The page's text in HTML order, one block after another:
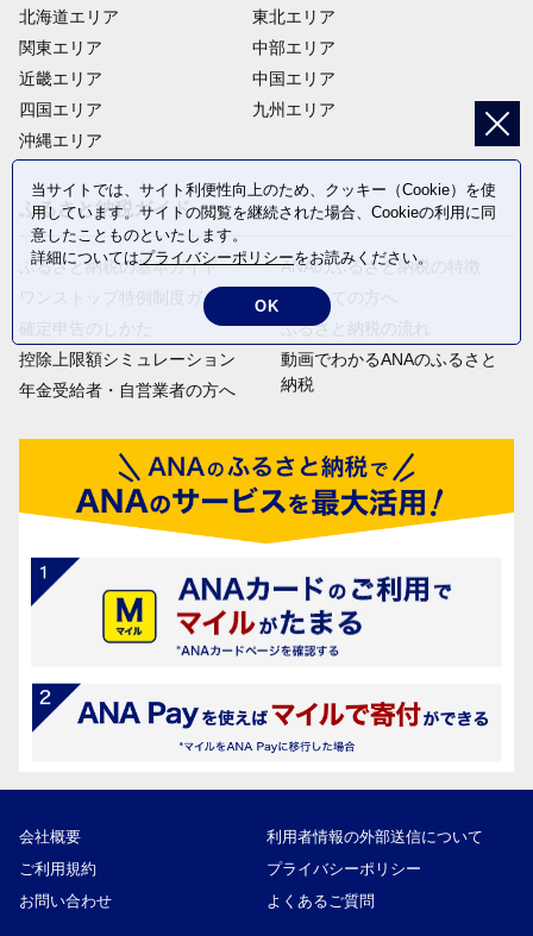
北海道エリア
関東エリア
近畿エリア
四国エリア
沖縄エリア
東北エリア
中部エリア
中国エリア
九州エリア
ふるさと納税ガイド
ふるさと納税の基本ガイド
ワンストップ特例制度ガイド
控除上限額シミュレーション
年金受給者・自営業者の方へ
ANAのふるさと納税の特徴
はじめての方へ
ふるさと納税の流れ
動画でわかるANAのふるさと
納税
会社概要
利用者情報の外部送信について
ご利用規約
プライバシーポリシー
お問い合わせ
よくあるご質問
当サイトでは、サイト利便性向上のため、クッキー（Cookie）を使
用しています。サイトの閲覧を継続された場合、Cookieの利用に同
意したことものといたします。
詳細についてはプライバシーポリシーをお読みください。
OK